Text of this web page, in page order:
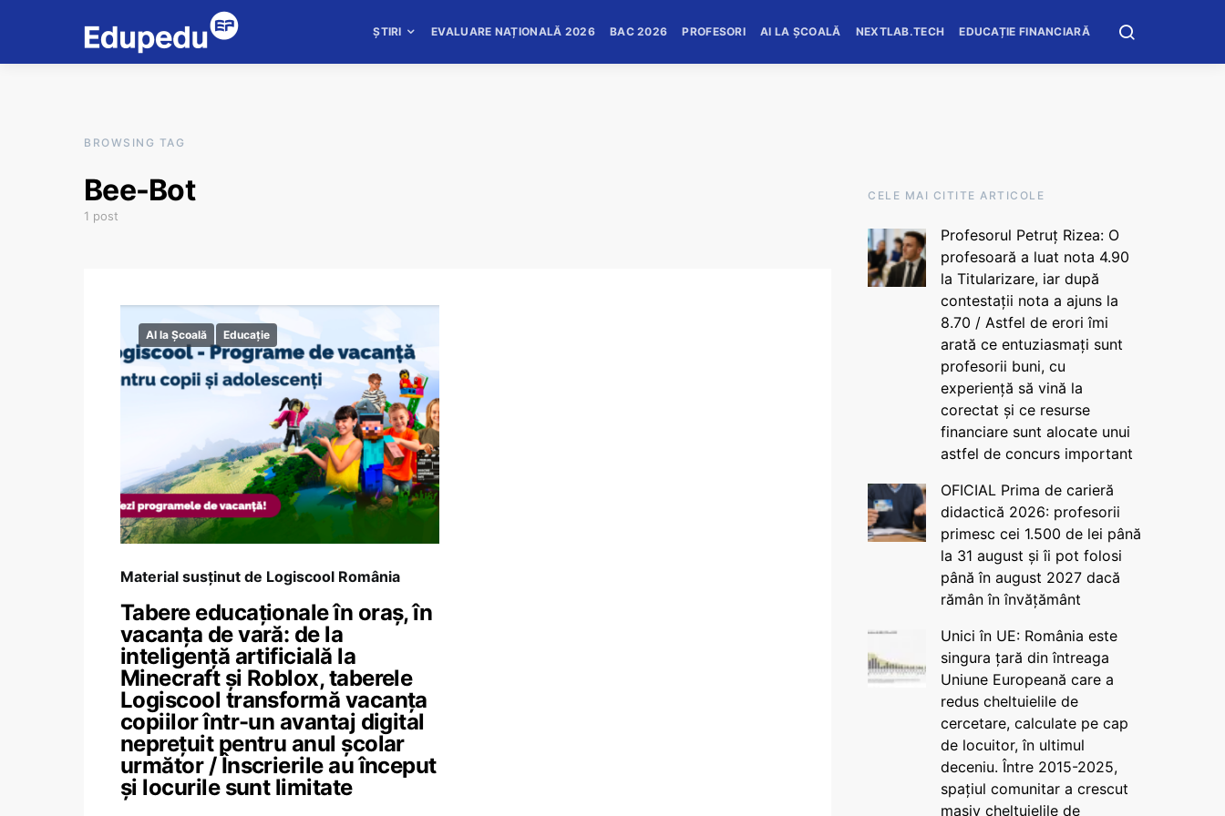
ȘTIRI EVALUARE NAȚIONALĂ 2026 BAC 2026 PROFESORI AI LA ȘCOALĂ NEXTLAB.TECH EDUCAȚIE FINANCIARĂ
BROWSING TAG
Bee-Bot
1 post
AI la Școală Educație
Material susținut de Logiscool România
Tabere educaționale în oraș, în
vacanța de vară: de la
inteligență artificială la
Minecraft și Roblox, taberele
Logiscool transformă vacanța
copiilor într-un avantaj digital
neprețuit pentru anul școlar
următor / Înscrierile au început
și locurile sunt limitate
CELE MAI CITITE ARTICOLE
Profesorul Petruț Rizea: O
profesoară a luat nota 4.90
la Titularizare, iar după
contestații nota a ajuns la
8.70 / Astfel de erori îmi
arată ce entuziasmați sunt
profesorii buni, cu
experiență să vină la
corectat și ce resurse
financiare sunt alocate unui
astfel de concurs important
OFICIAL Prima de carieră
didactică 2026: profesorii
primesc cei 1.500 de lei până
la 31 august și îi pot folosi
până în august 2027 dacă
rămân în învățământ
Unici în UE: România este
singura țară din întreaga
Uniune Europeană care a
redus cheltuielile de
cercetare, calculate pe cap
de locuitor, în ultimul
deceniu. Între 2015-2025,
spațiul comunitar a crescut
masiv cheltuielile de